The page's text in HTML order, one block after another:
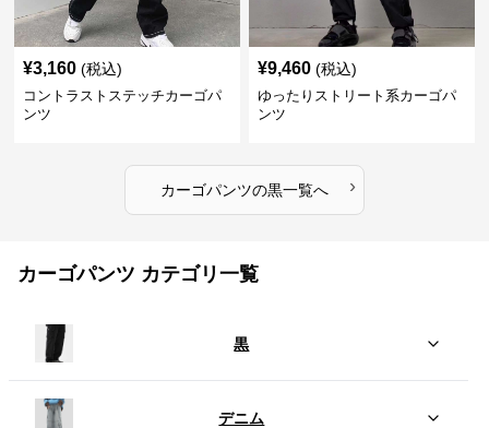
¥3,160 (税込)
コントラストステッチカーゴパ
ンツ
¥9,460 (税込)
ゆったりストリート系カーゴパ
ンツ
カーゴパンツの黒一覧へ ›
カーゴパンツ カテゴリ一覧
黒
デニム